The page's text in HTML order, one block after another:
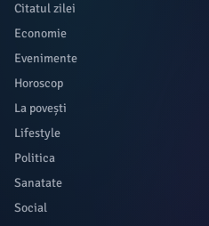
Citatul zilei
Economie
Evenimente
Horoscop
La povești
Lifestyle
Politica
Sanatate
Social